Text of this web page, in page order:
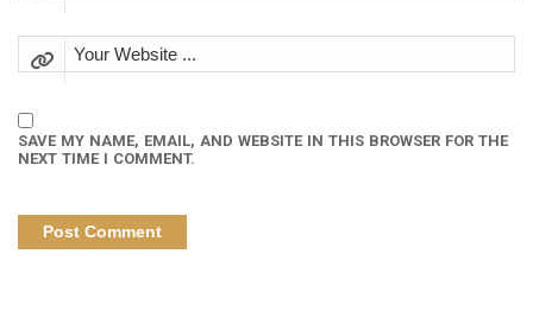
SAVE MY NAME, EMAIL, AND WEBSITE IN THIS BROWSER FOR THE
NEXT TIME I COMMENT.